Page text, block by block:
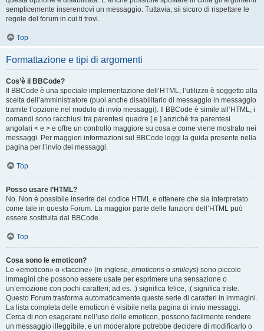
semplicemente inserendovi un messaggio. Tuttavia, sii sicuro di rispettare le
regole del forum in cui ti trovi.
Top
Formattazione e tipi di argomenti
Cos’è il BBCode?
Il BBCode è una speciale implementazione dell’HTML; l’utilizzo è soggetto alla
scelta dell’amministratore (puoi anche disabilitarlo di messaggio in messaggio
tramite l’opzione nel modulo di invio messaggi). Il BBCode è simile all’HTML, i
comandi sono racchiusi tra parentesi quadre [ e ] anziché tra parentesi
angolari < e > e offre un controllo maggiore su cosa e come viene mostrato nei
messaggi. Per maggiori informazioni sul BBCode leggi la guida presente nella
pagina per l’invio dei messaggi.
Top
Posso usare l’HTML?
No. Non è possibile inserire del codice HTML e ottenere che sia interpretato
come tale in questo Forum. La maggior parte delle funzioni dell’HTML può
essere sostituita dal BBCode.
Top
Cosa sono le emoticon?
Le «emoticon» o «faccine» (in inglese, emoticons o smileys) sono piccole
immagini che possono essere usate per esprimere una sensazione o
un’emozione con pochi caratteri; ad es. :) significa felice, :( significa triste.
Questo Forum trasforma automaticamente queste serie di caratteri in immagini.
La lista completa delle emoticon è visibile nella pagina di invio messaggi.
Cerca di non esagerare nell’uso delle emoticon, possono facilmente rendere
un messaggio illeggibile, e un moderatore potrebbe decidere di modificarlo o